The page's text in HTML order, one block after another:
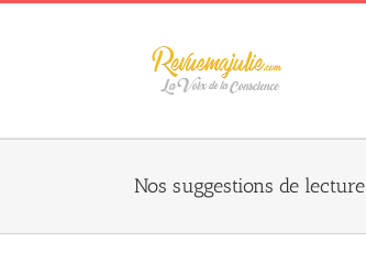
Skip
Nos suggestions de lecture